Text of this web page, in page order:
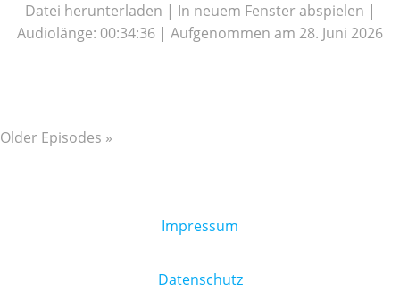
Datei herunterladen | In neuem Fenster abspielen |
Audiolänge: 00:34:36 | Aufgenommen am 28. Juni 2026
Older Episodes »
Impressum
Datenschutz